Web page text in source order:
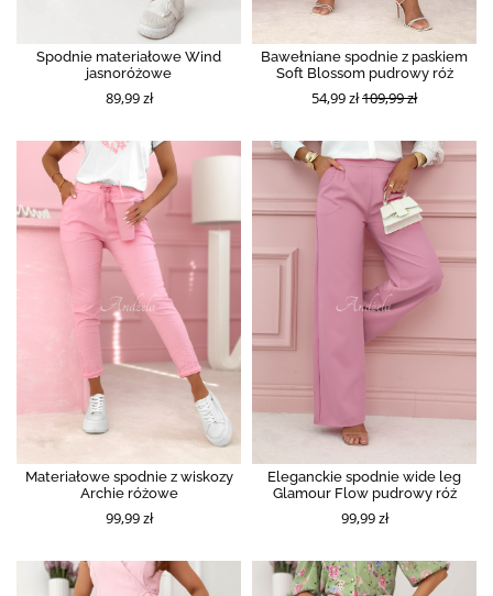
Spodnie materiałowe Wind
jasnoróżowe
89,99 zł
Bawełniane spodnie z paskiem
Soft Blossom pudrowy róż
54,99 zł109,99 zł
Materiałowe spodnie z wiskozy
Archie różowe
99,99 zł
Eleganckie spodnie wide leg
Glamour Flow pudrowy róż
99,99 zł